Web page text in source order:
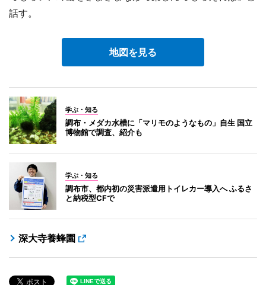
話す。
地図を見る
学ぶ・知る
調布・メダカ水槽に「マリモのようなもの」自生 国立
博物館で調査、紹介も
学ぶ・知る
調布市、都内初の災害派遣用トイレカー導入へ ふるさ
と納税型CFで
深大寺養蜂園